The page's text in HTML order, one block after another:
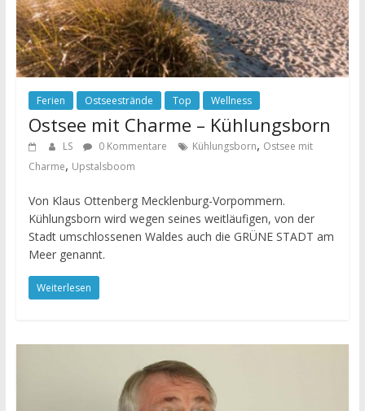
Ferien Ostseestrände Top Wellness
Ostsee mit Charme – Kühlungsborn
LS 0 Kommentare Kühlungsborn, Ostsee mit
Charme, Upstalsboom
Von Klaus Ottenberg Mecklenburg-Vorpommern.
Kühlungsborn wird wegen seines weitläufigen, von der
Stadt umschlossenen Waldes auch die GRÜNE STADT am
Meer genannt.
Weiterlesen